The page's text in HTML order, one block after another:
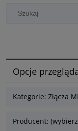
Opcje
Kategorie: Złącza
Producent: